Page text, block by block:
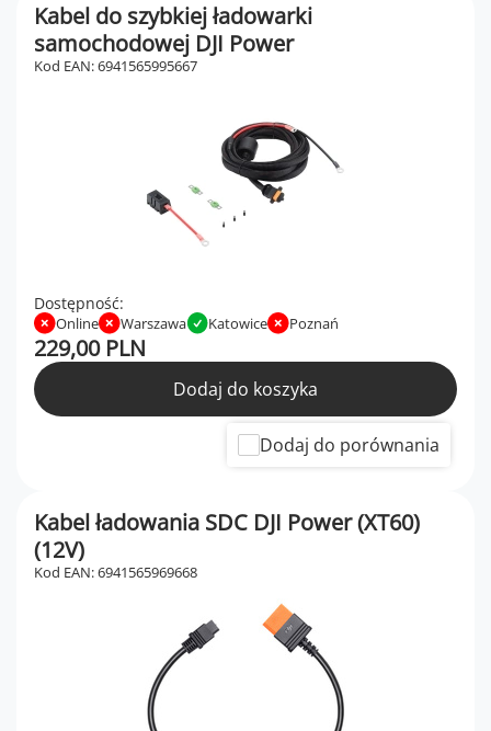
Kabel do szybkiej ładowarki
samochodowej DJI Power
Kod EAN: 6941565995667
Dostępność:
Online Warszawa Katowice Poznań
229,00 PLN
Dodaj do koszyka
Dodaj do porównania
Kabel ładowania SDC DJI Power (XT60)
(12V)
Kod EAN: 6941565969668